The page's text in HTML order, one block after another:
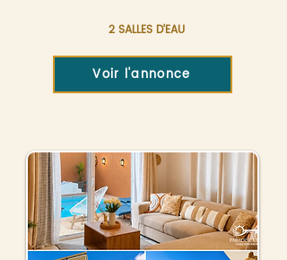
2 SALLES D'EAU
Voir l'annonce